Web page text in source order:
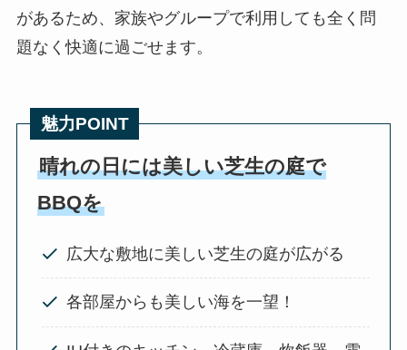
があるため、家族やグループで利用しても全く問
題なく快適に過ごせます。
魅力POINT
晴れの日には美しい芝生の庭で
BBQを
広大な敷地に美しい芝生の庭が広がる
各部屋からも美しい海を一望！